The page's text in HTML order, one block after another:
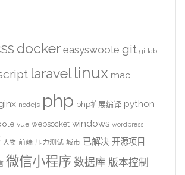
docker easyswoole git gitlab
laravel linux mac
nodejs php php扩展编译 python
vue websocket windows wordpress 三
人物 前端 压力测试 城市 已解决 开源项目
微信小程序 数据库 版本控制